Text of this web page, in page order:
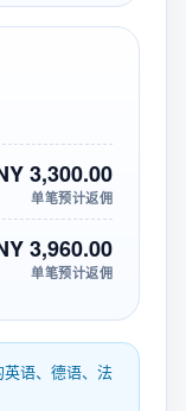
3,300.00
单笔预计返佣
3,960.00
单笔预计返佣
语、德语、法